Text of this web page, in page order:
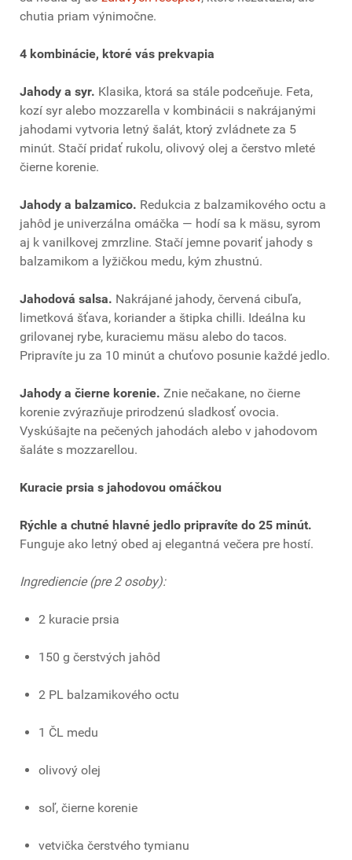
chutia priam výnimočne.
4 kombinácie, ktoré vás prekvapia
Jahody a syr. Klasika, ktorá sa stále podceňuje. Feta,
kozí syr alebo mozzarella v kombinácii s nakrájanými
jahodami vytvoria letný šalát, ktorý zvládnete za 5
minút. Stačí pridať rukolu, olivový olej a čerstvo mleté
čierne korenie.
Jahody a balzamico. Redukcia z balzamikového octu a
jahôd je univerzálna omáčka — hodí sa k mäsu, syrom
aj k vanilkovej zmrzline. Stačí jemne povariť jahody s
balzamikom a lyžičkou medu, kým zhustnú.
Jahodová salsa. Nakrájané jahody, červená cibuľa,
limetková šťava, koriander a štipka chilli. Ideálna ku
grilovanej rybe, kuraciemu mäsu alebo do tacos.
Pripravíte ju za 10 minút a chuťovo posunie každé jedlo.
Jahody a čierne korenie. Znie nečakane, no čierne
korenie zvýrazňuje prirodzenú sladkosť ovocia.
Vyskúšajte na pečených jahodách alebo v jahodovom
šaláte s mozzarellou.
Kuracie prsia s jahodovou omáčkou
Rýchle a chutné hlavné jedlo pripravíte do 25 minút.
Funguje ako letný obed aj elegantná večera pre hostí.
Ingrediencie (pre 2 osoby):
2 kuracie prsia
150 g čerstvých jahôd
2 PL balzamikového octu
1 ČL medu
olivový olej
soľ, čierne korenie
vetvička čerstvého tymianu